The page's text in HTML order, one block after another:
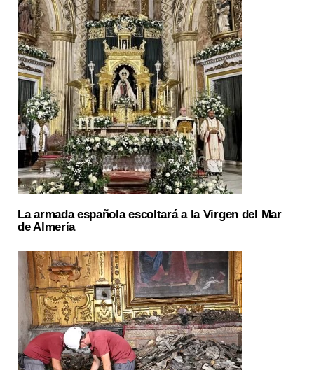
La armada española escoltará a la Virgen del Mar
de Almería